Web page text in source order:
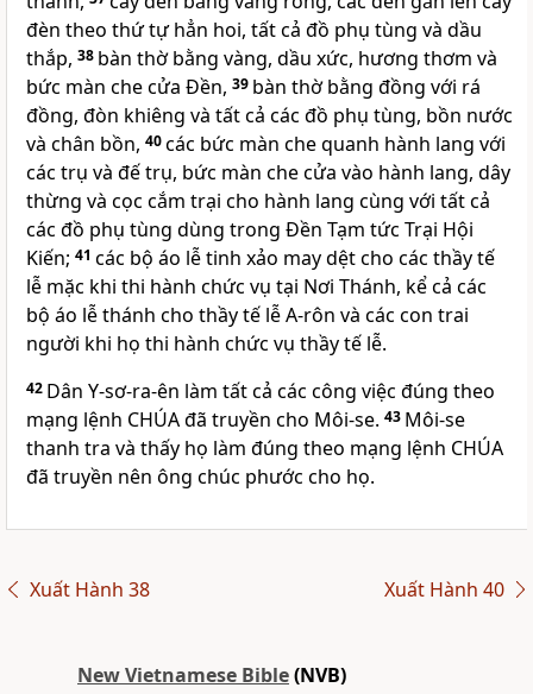
đèn theo thứ tự hẳn hoi, tất cả đồ phụ tùng và dầu
thắp, 38 bàn thờ bằng vàng, dầu xức, hương thơm và
bức màn che cửa Đền, 39 bàn thờ bằng đồng với rá
đồng, đòn khiêng và tất cả các đồ phụ tùng, bồn nước
và chân bồn, 40các bức màn che quanh hành lang với
các trụ và đế trụ, bức màn che cửa vào hành lang, dây
thừng và cọc cắm trại cho hành lang cùng với tất cả
các đồ phụ tùng dùng trong Đền Tạm tức Trại Hội
Kiến; 41 các bộ áo lễ tinh xảo may dệt cho các thầy tế
lễ mặc khi thi hành chức vụ tại Nơi Thánh, kể cả các
bộ áo lễ thánh cho thầy tế lễ A-rôn và các con trai
người khi họ thi hành chức vụ thầy tế lễ.
42 Dân Y-sơ-ra-ên làm tất cả các công việc đúng theo
mạng lệnh CHÚAđã truyền cho Môi-se. 43 Môi-se
thanh tra và thấy họ làm đúng theo mạng lệnh CHÚA
đã truyền nên ông chúc phước cho họ.
Xuất Hành 38 Xuất Hành 40
New Vietnamese Bible(NVB)